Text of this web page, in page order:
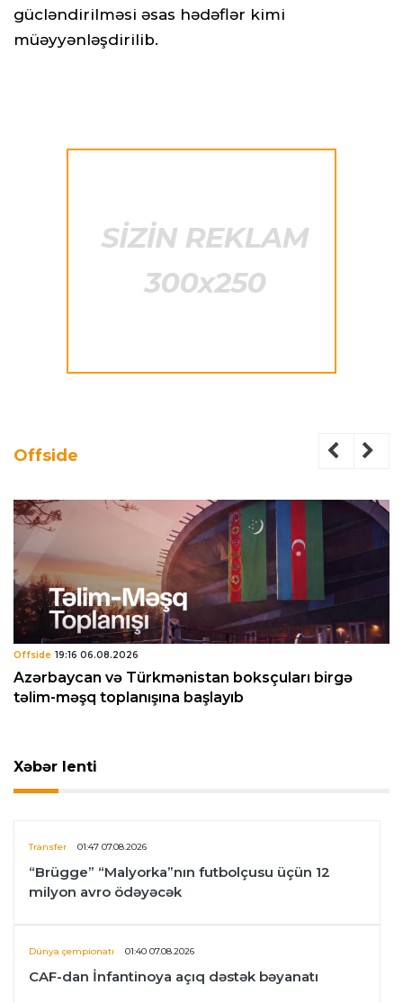
gücləndirilməsi əsas hədəflər kimi
müəyyənləşdirilib.
Offside
Offside 19:16 06.08.2026
Azərbaycan və Türkmənistan boksçuları birgə
təlim-məşq toplanışına başlayıb
Xəbər lenti
Transfer 01:47 07.08.2026
“Brügge” “Malyorka”nın futbolçusu üçün 12
milyon avro ödəyəcək
Dünya çempionatı 01:40 07.08.2026
CAF-dan İnfantinoya açıq dəstək bəyanatı